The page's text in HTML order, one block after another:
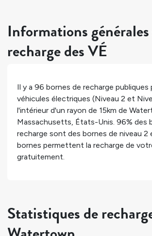
Informations
recharge des VÉ
Il y a 96 bornes de recharge publiques
véhicules électriques (Niveau 2 et
l'intérieur d'un rayon de 15km de
Massachusetts, États-Unis. 96% des
recharge sont des bornes de niveau 2
bornes permettent la recharge de
gratuitement.
Statistiques de